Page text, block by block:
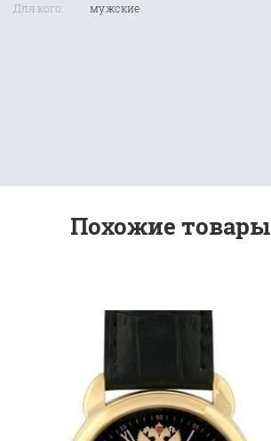
Для кого:
мужские
Похожие товары